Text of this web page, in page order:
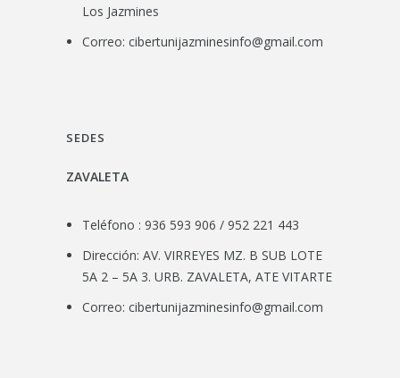
Los Jazmines
Correo:cibertunijazminesinfo@gmail.com
SEDES
ZAVALETA
Teléfono : 936 593 906 / 952 221 443
Dirección: AV. VIRREYES MZ. B SUB LOTE
5A 2 – 5A 3. URB. ZAVALETA, ATE VITARTE
Correo:cibertunijazminesinfo@gmail.com